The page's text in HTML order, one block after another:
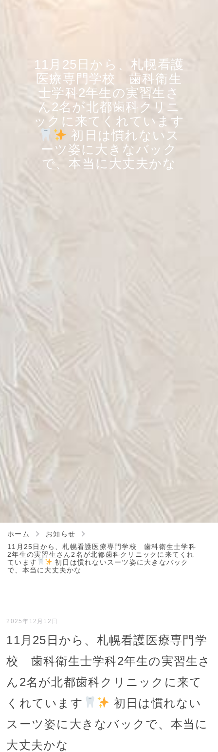
11月25日から、札幌看護
医療専門学校 歯科衛生
士学科2年生の実習生さ
ん2名が北都歯科クリニ
ックに来てくれています
初日は慣れないス
ーツ姿に大きなバック
で、本当に大丈夫かな
ホーム
お知らせ
11月25日から、札幌看護医療専門学校 歯科衛生士学科
2年生の実習生さん2名が北都歯科クリニックに来てくれ
ています
初日は慣れないスーツ姿に大きなバック
で、本当に大丈夫かな
2025年12月12日
11月25日から、札幌看護医療専門学
校 歯科衛生士学科2年生の実習生さ
ん2名が北都歯科クリニックに来て
くれています
初日は慣れない
スーツ姿に大きなバックで、本当に
大丈夫かな